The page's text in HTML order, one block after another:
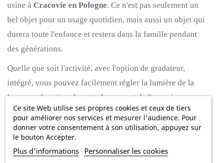
Ce site Web utilise ses propres cookies et ceux de tiers
pour améliorer nos services et mesurer l'audience. Pour
donner votre consentement à son utilisation, appuyez sur
le bouton Accepter.
Plus d'informations Personnaliser les cookies
usine à Cracovie en Pologne. Ce n'est pas seulement un
bel objet pour un usage quotidien, mais aussi un objet qui
durera toute l'enfance et restera dans la famille pendant
des générations.
Quelle que soit l'activité, avec l'option de gradateur,
intégré, vous pouvez facilement régler la lumière de la
lampe en fonction de votre humeur et de l'occasion.
Le mode le plus lumineux de la lampe est suffisant lorsque
vous voulez lire pendant l'heure du coucher et lorsqu'il est
atténué, la lumière de la lampe est suffisamment douce
pour que la veilleuse reste allumée toute la nuit.